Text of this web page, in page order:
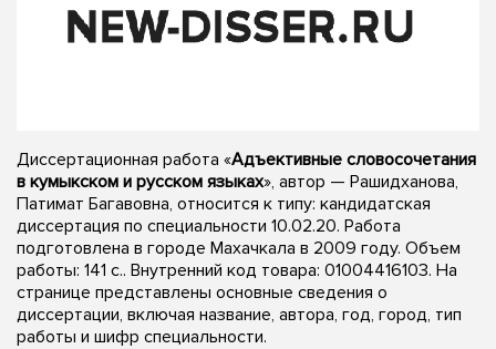
Диссертационная работа «Адъективные словосочетания
в кумыкском и русском языках», автор — Рашидханова,
Патимат Багавовна, относится к типу: кандидатская
диссертация по специальности 10.02.20. Работа
подготовлена в городе Махачкала в 2009 году. Объем
работы: 141 с.. Внутренний код товара: 01004416103. На
странице представлены основные сведения о
диссертации, включая название, автора, год, город, тип
работы и шифр специальности.